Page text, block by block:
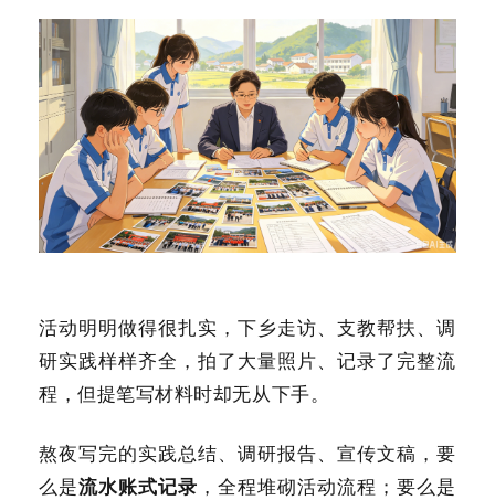
活动明明做得很扎实，下乡走访、支教帮扶、调
研实践样样齐全，拍了大量照片、记录了完整流
程，但提笔写材料时却无从下手。
熬夜写完的实践总结、调研报告、宣传文稿，要
么是流水账式记录 ，全程堆砌活动流程；要么是